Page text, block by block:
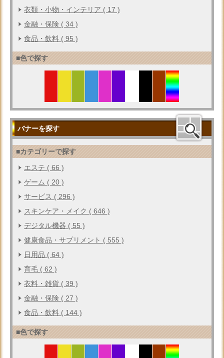
衣類・小物・インテリア ( 17 )
金融・保険 ( 34 )
食品・飲料 ( 95 )
■色で探す
バナーを探す
■カテゴリーで探す
エステ ( 66 )
ゲーム ( 20 )
サービス ( 296 )
スキンケア・メイク ( 646 )
デジタル機器 ( 55 )
健康食品・サプリメント ( 555 )
日用品 ( 64 )
育毛 ( 62 )
衣料・雑貨 ( 39 )
金融・保険 ( 27 )
食品・飲料 ( 144 )
■色で探す